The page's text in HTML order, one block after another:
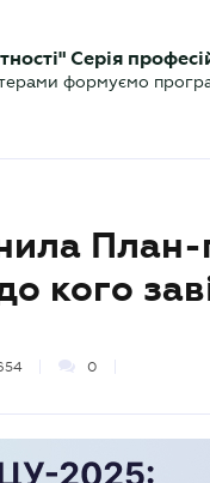
Календар
Серія
формуємо
План-
кого
0